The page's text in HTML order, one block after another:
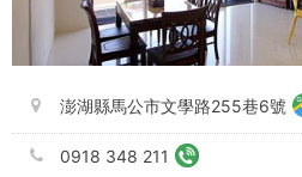
澎湖縣馬公市文學路255巷6號
0918 348 211